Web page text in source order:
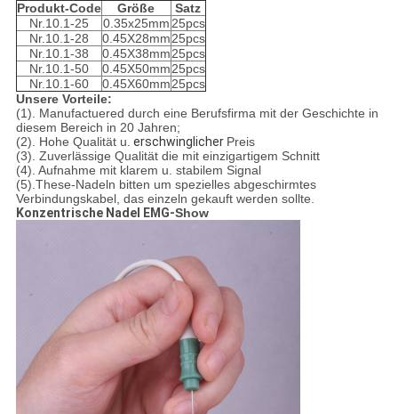
Produkt-Code
Größe
Satz
Nr.10.1-25
0.35x25mm25pcs
Nr.10.1-28
0.45X28mm25pcs
Nr.10.1-38
0.45X38mm25pcs
Nr.10.1-50
0.45X50mm25pcs
Nr.10.1-60
0.45X60mm25pcs
Unsere Vorteile:
(1). Manufactuered durch eine Berufsfirma mit der Geschichte in
diesem Bereich in 20 Jahren;
(2). Hohe Qualität u. erschwinglicher Preis
(3). Zuverlässige Qualität die mit einzigartigem Schnitt
(4). Aufnahme mit klarem u. stabilem Signal
(5).These-Nadeln bitten um spezielles abgeschirmtes
Verbindungskabel, das einzeln gekauft werden sollte.
Konzentrische Nadel EMG-Show